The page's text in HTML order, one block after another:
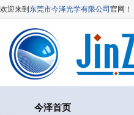
欢迎来到 东莞市今泽光学有限公司 官网！
今泽首页